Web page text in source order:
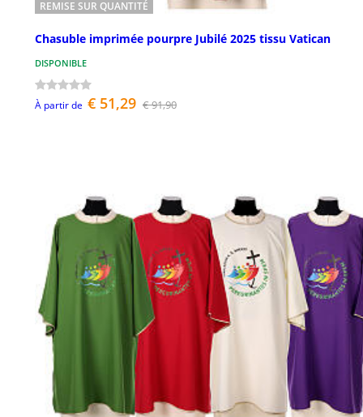
REMISE SUR QUANTITÉ
Chasuble imprimée pourpre Jubilé 2025 tissu Vatican
DISPONIBLE
À partir de € 51,29 € 91,90